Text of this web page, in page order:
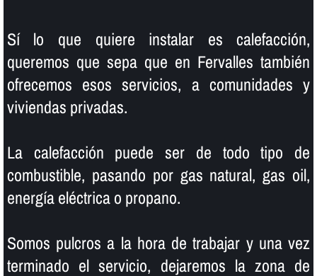
Sí­ lo que quiere instalar es calefacción,
queremos que sepa que en Fervalles también
ofrecemos esos servicios, a comunidades y
viviendas privadas.
La calefacción puede ser de todo tipo de
combustible, pasando por gas natural, gas oil,
energí­a eléctrica o propano.
Somos pulcros a la hora de trabajar y una vez
terminado el servicio, dejaremos la zona de